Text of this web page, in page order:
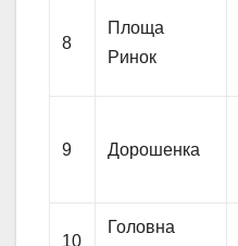
8
Площа
Ринок
9 Дорошенка
10
Головна